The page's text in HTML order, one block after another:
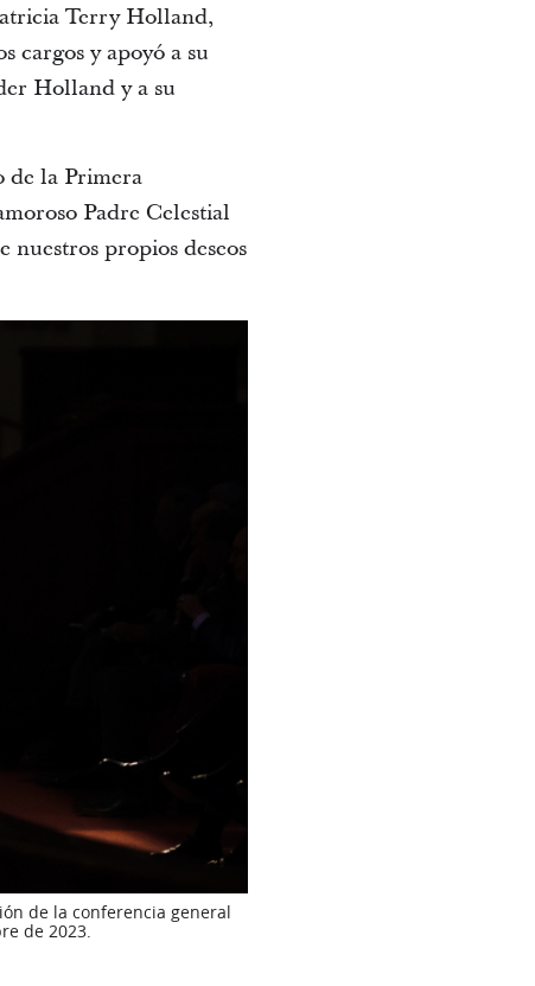
Terry Holland,
cargos y apoyó a su
Holland y a su
de la Primera
Padre Celestial
nuestros propios deseos
de la conferencia general
de 2023.